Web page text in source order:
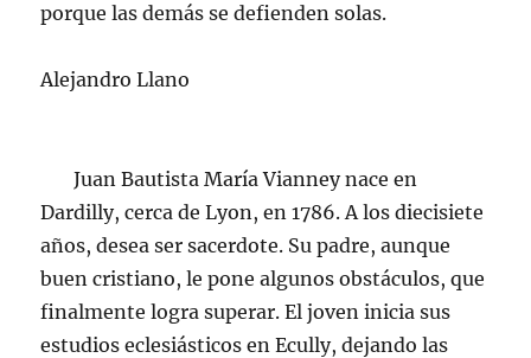
porque las demás se defienden solas.
Alejandro Llano
Juan Bautista María Vianney nace en
Dardilly, cerca de Lyon, en 1786. A los diecisiete
años, desea ser sacerdote. Su padre, aunque
buen cristiano, le pone algunos obstáculos, que
finalmente logra superar. El joven inicia sus
estudios eclesiásticos en Ecully, dejando las